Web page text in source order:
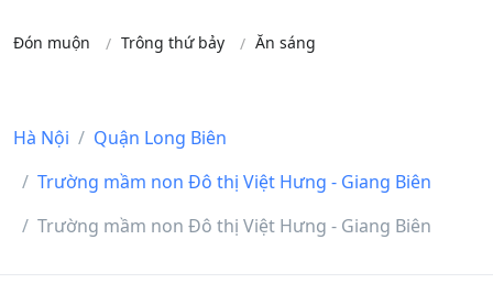
Đón muộn Trông thứ bảy Ăn sáng
Hà Nội
Quận Long Biên
Trường mầm non Đô thị Việt Hưng - Giang Biên
Trường mầm non Đô thị Việt Hưng - Giang Biên